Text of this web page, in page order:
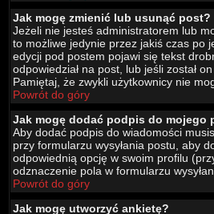
Jak mogę zmienić lub usunąć post?
Jeżeli nie jesteś administratorem lub
to możliwe jedynie przez jakiś czas po
edycji pod postem pojawi się tekst
odpowiedział na post, lub jeśli został
Pamiętaj, że zwykli użytkownicy nie
Powrót do góry
Jak mogę dodać podpis do mojego
Aby dodać podpis do wiadomości
przy formularzu wysyłania postu, aby
odpowiednią opcję w swoim profilu
odznaczenie pola w formularzu
Powrót do góry
Jak mogę utworzyć ankietę?